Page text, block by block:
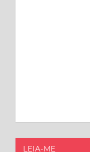
LEIA-ME